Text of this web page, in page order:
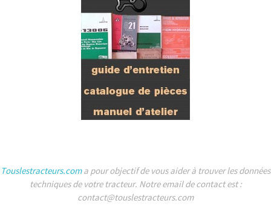
Touslestracteurs.coma pour objectif de vous aider à trouver les données
techniques de votre tracteur. Notre email de contact est :
contact@touslestracteurs.com